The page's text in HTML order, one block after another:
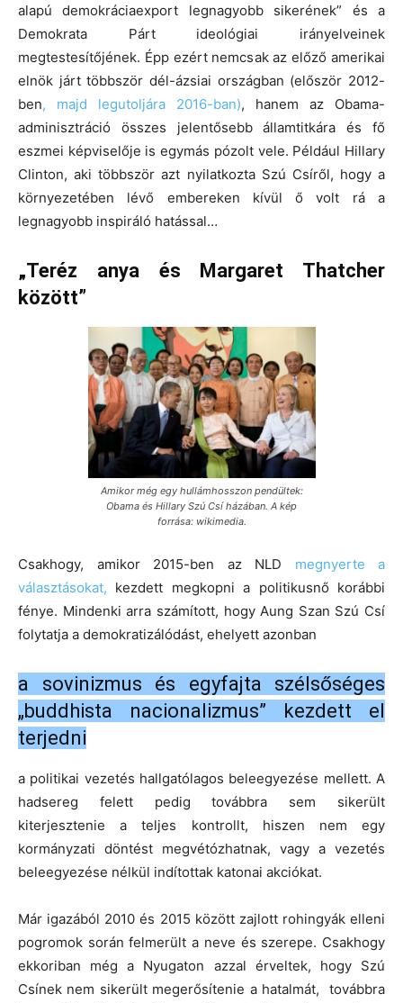
alapú demokráciaexport legnagyobb sikerének” és a
Demokrata Párt ideológiai irányelveinek
megtestesítőjének. Épp ezért nemcsak az előző amerikai
elnök járt többször dél-ázsiai országban (először 2012-
ben, majd legutoljára 2016-ban), hanem az Obama-
adminisztráció összes jelentősebb államtitkára és fő
eszmei képviselője is egymás pózolt vele. Például Hillary
Clinton, aki többször azt nyilatkozta Szú Csíről, hogy a
környezetében lévő embereken kívül ő volt rá a
legnagyobb inspiráló hatással…
„Teréz anya és Margaret Thatcher
között”
Amikor még egy hullámhosszon pendültek:
Obama és Hillary Szú Csí házában. A kép
forrása: wikimedia.
Csakhogy, amikor 2015-ben az NLD megnyerte a
választásokat, kezdett megkopni a politikusnő korábbi
fénye. Mindenki arra számított, hogy Aung Szan Szú Csí
folytatja a demokratizálódást, ehelyett azonban
a sovinizmus és egyfajta szélsőséges
„buddhista nacionalizmus” kezdett el
terjedni
a politikai vezetés hallgatólagos beleegyezése mellett. A
hadsereg felett pedig továbbra sem sikerült
kiterjesztenie a teljes kontrollt, hiszen nem egy
kormányzati döntést megvétózhatnak, vagy a vezetés
beleegyezése nélkül indítottak katonai akciókat.
Már igazából 2010 és 2015 között zajlott rohingyák elleni
pogromok során felmerült a neve és szerepe. Csakhogy
ekkoriban még a Nyugaton azzal érveltek, hogy Szú
Csínek nem sikerült megerősítenie a hatalmát, továbbra